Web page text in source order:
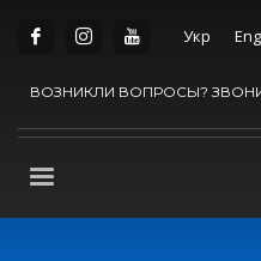
Укр Eng
ВОЗНИКЛИ ВОПРОСЫ?